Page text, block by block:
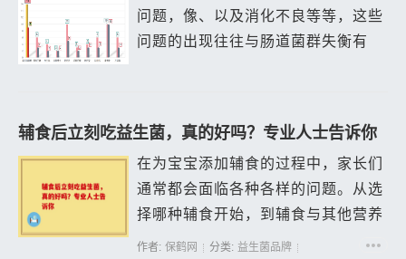
问题，像、以及消化不良等等，这些
问题的出现往往与肠道菌群失衡有
品的配方表...
辅食后立刻吃益生菌，真的好吗？专业人士告诉你
在为宝宝添加辅食的过程中，家长们
通常都会面临各种各样的问题。从选
择哪种辅食开始，到辅食与其他营养
品的搭配，都是值得探讨的话题。其
作者: 保鹤网 分类: 益生菌品牌